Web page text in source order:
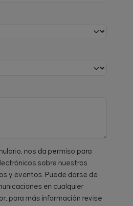
nos da permiso para
sobre nuestros
y eventos. Puede darse de
en cualquier
para más información revise